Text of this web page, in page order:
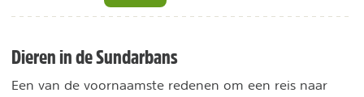
Dieren in de Sundarbans
Een van de voornaamste redenen om een reis naar